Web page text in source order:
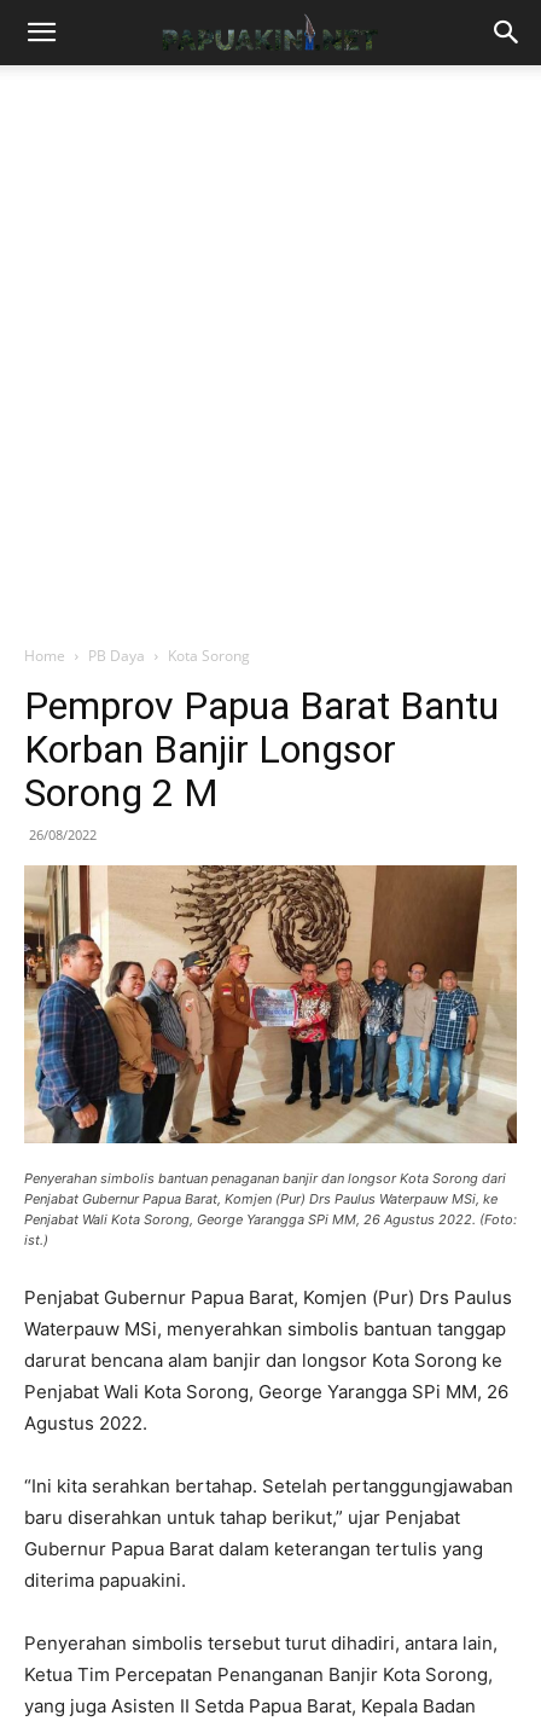
Home PB Daya Kota Sorong
Pemprov Papua Barat Bantu
Korban Banjir Longsor
Sorong 2 M
26/08/2022
Penyerahan simbolis bantuan penaganan banjir dan longsor Kota Sorong dari
Penjabat Gubernur Papua Barat, Komjen (Pur) Drs Paulus Waterpauw MSi, ke
Penjabat Wali Kota Sorong, George Yarangga SPi MM, 26 Agustus 2022. (Foto:
ist.)
Penjabat Gubernur Papua Barat, Komjen (Pur) Drs Paulus
Waterpauw MSi, menyerahkan simbolis bantuan tanggap
darurat bencana alam banjir dan longsor Kota Sorong ke
Penjabat Wali Kota Sorong, George Yarangga SPi MM, 26
Agustus 2022.
“Ini kita serahkan bertahap. Setelah pertanggungjawaban
baru diserahkan untuk tahap berikut,” ujar Penjabat
Gubernur Papua Barat dalam keterangan tertulis yang
diterima papuakini.
Penyerahan simbolis tersebut turut dihadiri, antara lain,
Ketua Tim Percepatan Penanganan Banjir Kota Sorong,
yang juga Asisten II Setda Papua Barat, Kepala Badan